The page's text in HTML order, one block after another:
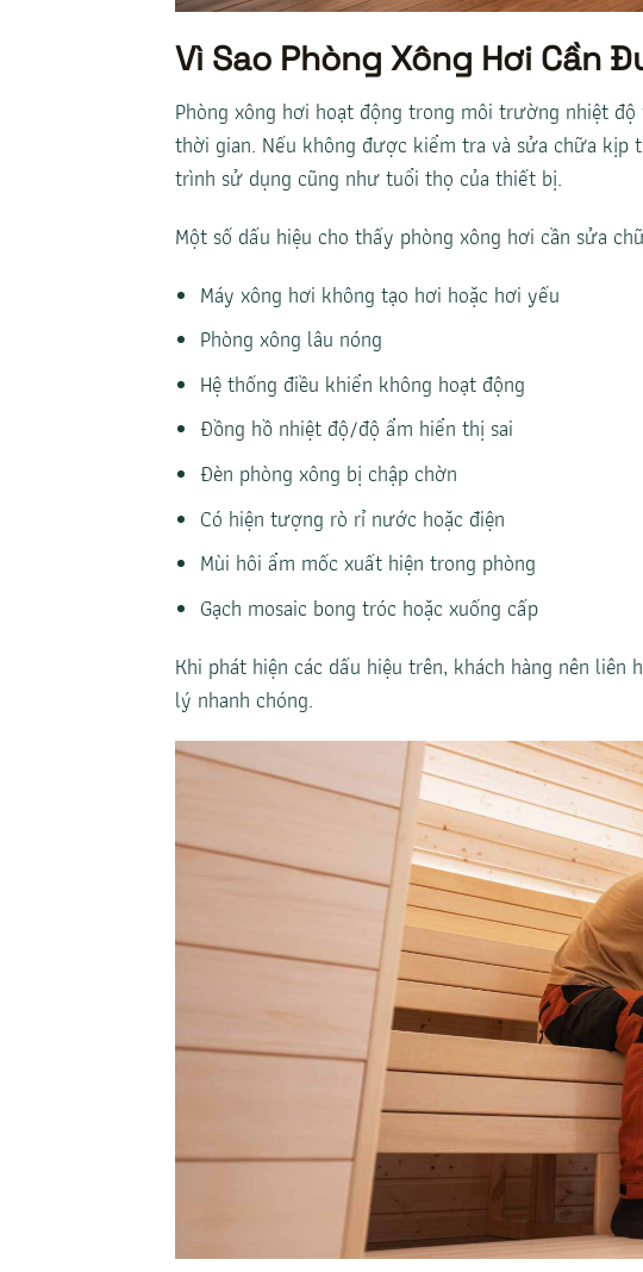
Vì Sao Phòng Xông Hơi Cần
Phòng xông hơi hoạt động trong môi trường nhiệt
thời gian. Nếu không được kiểm tra và sửa chữa
trình sử dụng cũng như tuổi thọ của thiết bị.
Một số dấu hiệu cho thấy phòng xông hơi cần sửa
Máy xông hơi không tạo hơi hoặc hơi yếu
Phòng xông lâu nóng
Hệ thống điều khiển không hoạt động
Đồng hồ nhiệt độ/độ ẩm hiển thị sai
Đèn phòng xông bị chập chờn
Có hiện tượng rò rỉ nước hoặc điện
Mùi hôi ẩm mốc xuất hiện trong phòng
Gạch mosaic bong tróc hoặc xuống cấp
Khi phát hiện các dấu hiệu trên, khách hàng nên
lý nhanh chóng.